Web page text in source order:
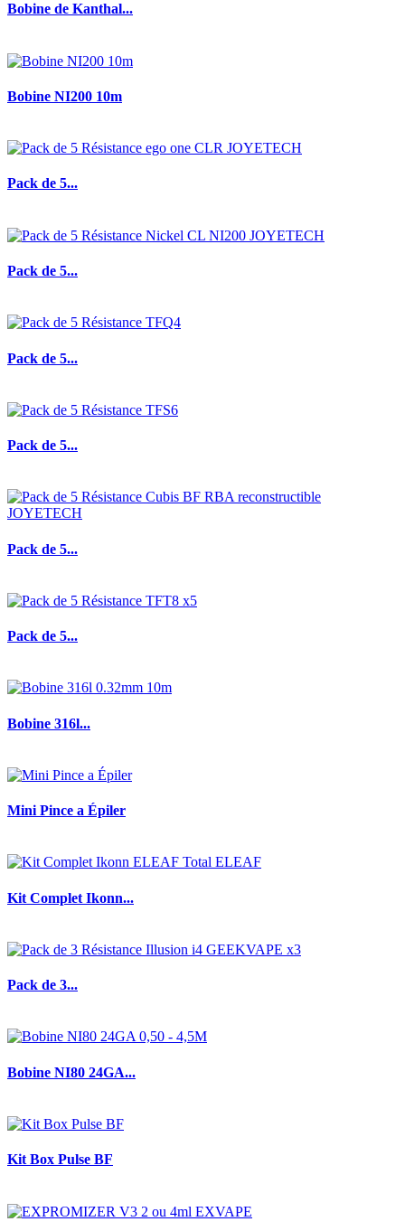
Bobine de Kanthal...
Bobine NI200 10m
Pack de 5...
Pack de 5...
Pack de 5...
Pack de 5...
Pack de 5...
Pack de 5...
Bobine 316l...
Mini Pince a Épiler
Kit Complet Ikonn...
Pack de 3...
Bobine NI80 24GA...
Kit Box Pulse BF